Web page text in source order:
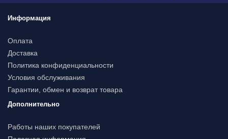
Информация
Оплата
Доставка
Политика конфиденциальности
Условия обслуживания
Гарантии, обмен и возврат товара
Дополнительно
Работы наших покупателей